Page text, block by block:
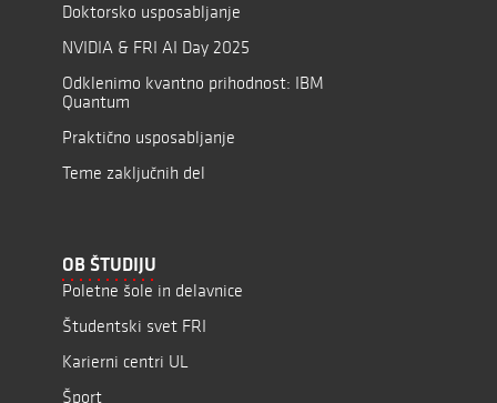
Doktorsko usposabljanje
NVIDIA & FRI AI Day 2025
Odklenimo kvantno prihodnost: IBM
Quantum
Praktično usposabljanje
Teme zaključnih del
OB ŠTUDIJU
Poletne šole in delavnice
Študentski svet FRI
Karierni centri UL
Šport